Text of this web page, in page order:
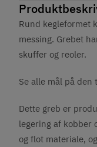
Rund kegleformet
messing. Grebet
skuffer og reoler.
Se alle mål på
Dette greb er
legering af kobber
og flot materiale,